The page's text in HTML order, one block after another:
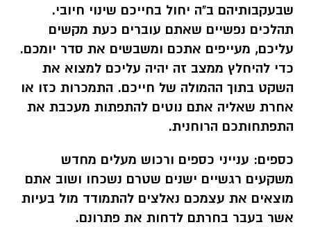
שבעקבותיהם ב"ה יחול בחייכם שינוי חיובי.
תהלכים נפשיים שאתם עוברים כעת מקשים
עליכם, מעייפים אתכם ומשבשים את סדר יומכם.
כדי להיחלץ ממצב זה יהיה עליכם למצוא את
השקט בתוך ההמולה של חייכם. התמכרות כזו או
אחרת שאליה אתם נוטים להתפתות מעכבת את
התפתחותכם הרוחנית.
כספים: ענייני כספים ורכוש מעלים מחדש
משקעים רגשיים ישנים שטרם נשכחו ושוב אתם
מוצאים את עצמכם נאלצים להתמודד מול בעיות
אשר בעבר בחרתם לדחות את פתרונם.